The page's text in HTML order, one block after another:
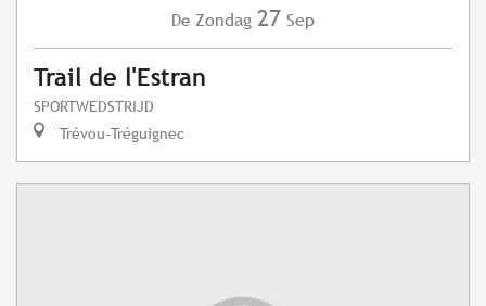
De Zondag 27 Sep
Trail de l'Estran
SPORTWEDSTRIJD
Trévou-Tréguignec